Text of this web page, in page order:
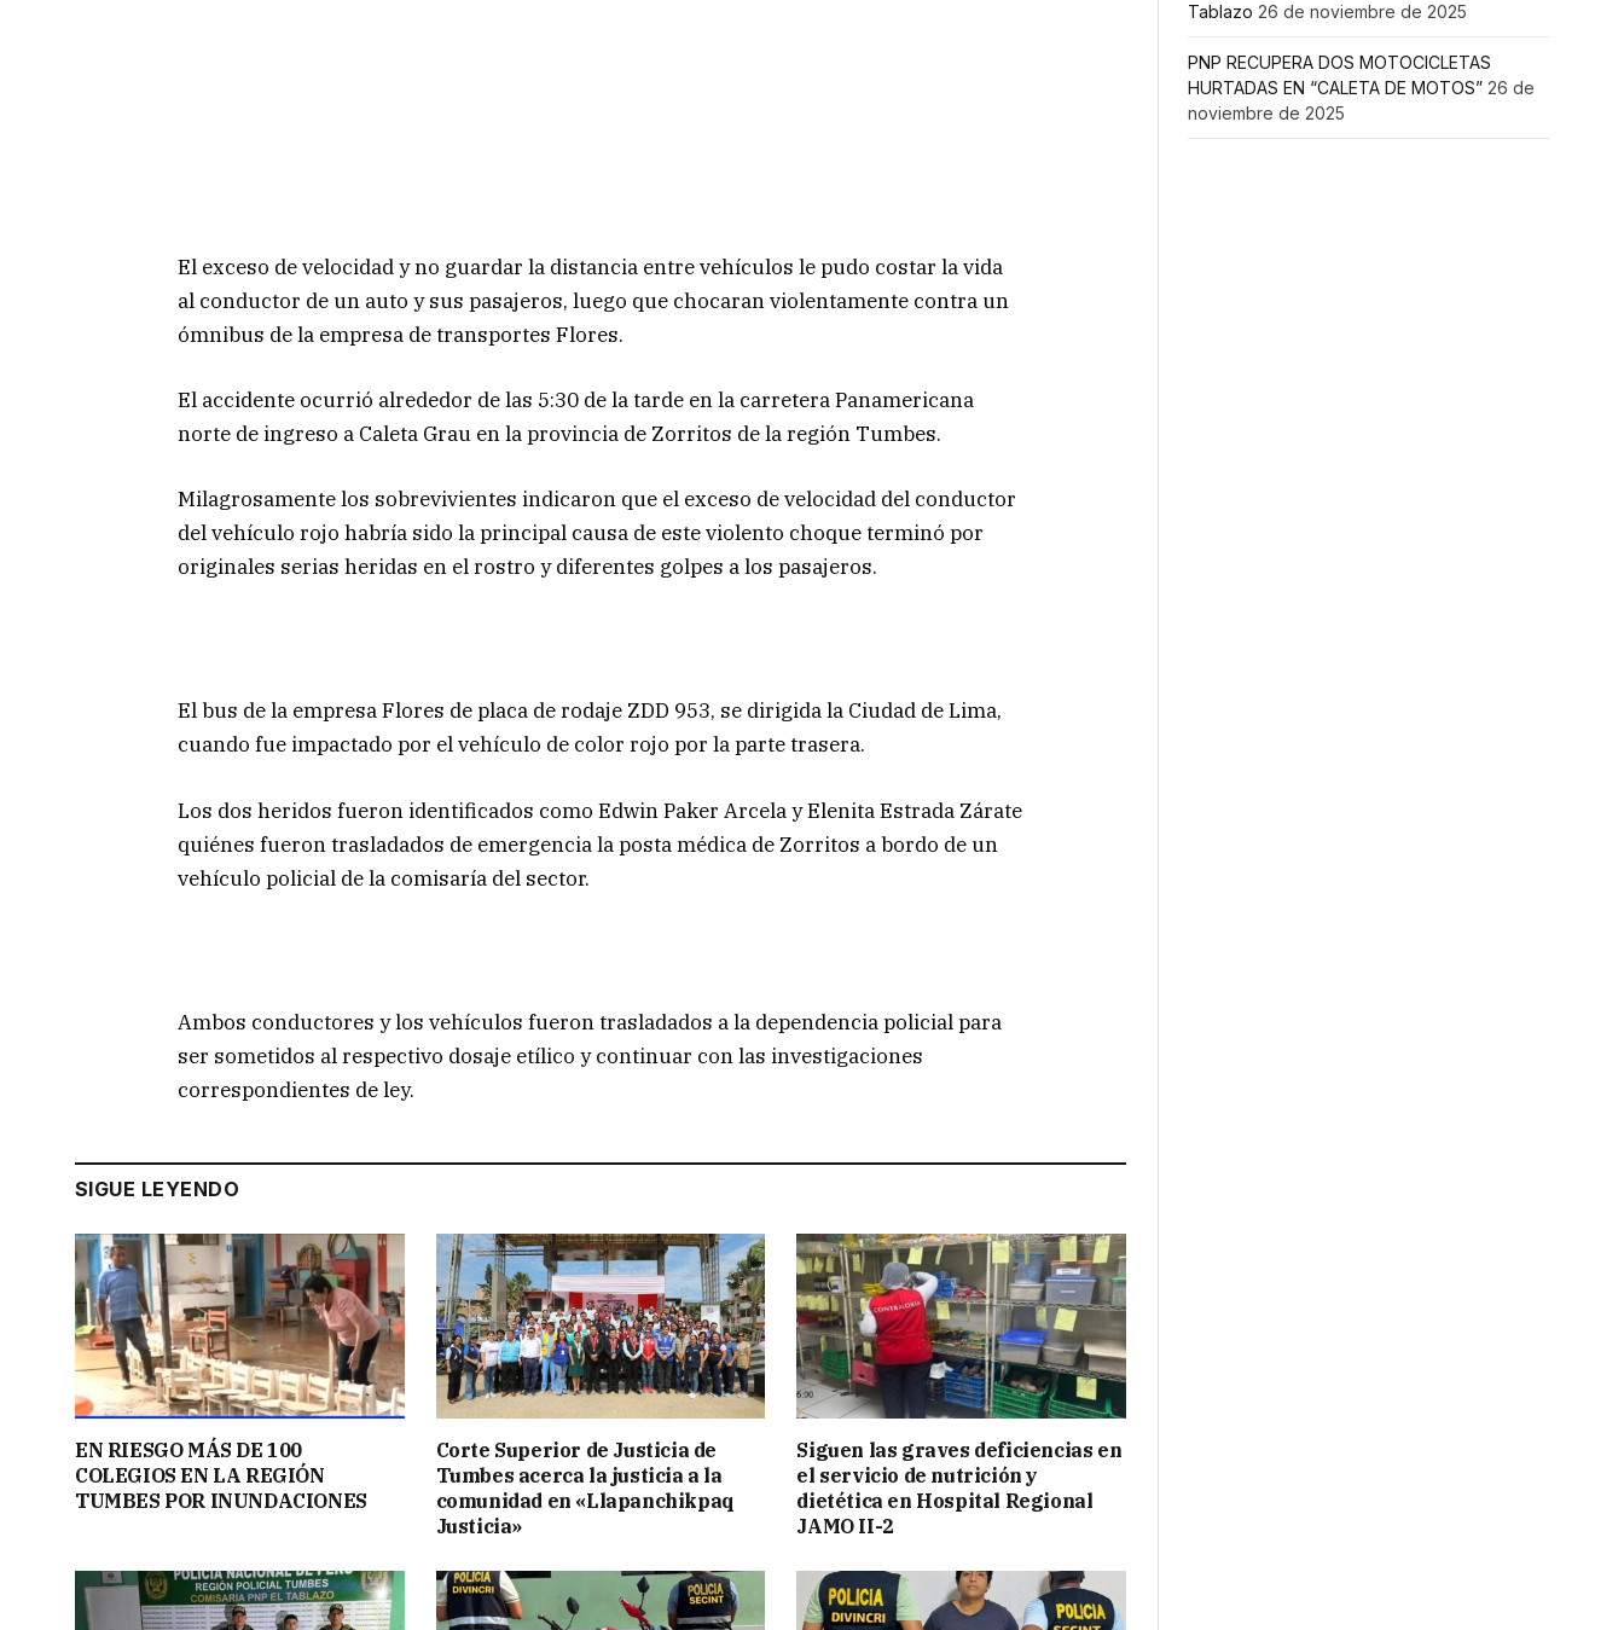
El exceso de velocidad y no guardar la distancia entre vehículos le pudo costar la vida
al conductor de un auto y sus pasajeros, luego que chocaran violentamente contra un
ómnibus de la empresa de transportes Flores.
El accidente ocurrió alrededor de las 5:30 de la tarde en la carretera Panamericana
norte de ingreso a Caleta Grau en la provincia de Zorritos de la región Tumbes.
Milagrosamente los sobrevivientes indicaron que el exceso de velocidad del conductor
del vehículo rojo habría sido la principal causa de este violento choque terminó por
originales serias heridas en el rostro y diferentes golpes a los pasajeros.
El bus de la empresa Flores de placa de rodaje ZDD 953, se dirigida la Ciudad de Lima,
cuando fue impactado por el vehículo de color rojo por la parte trasera.
Los dos heridos fueron identificados como Edwin Paker Arcela y Elenita Estrada Zárate
quiénes fueron trasladados de emergencia la posta médica de Zorritos a bordo de un
vehículo policial de la comisaría del sector.
Ambos conductores y los vehículos fueron trasladados a la dependencia policial para
ser sometidos al respectivo dosaje etílico y continuar con las investigaciones
correspondientes de ley.
SIGUE LEYENDO
EN RIESGO MÁS DE 100
COLEGIOS EN LA REGIÓN
TUMBES POR INUNDACIONES
Corte Superior de Justicia de
Tumbes acerca la justicia a la
comunidad en «Llapanchikpaq
Justicia»
Siguen las graves deficiencias en
el servicio de nutrición y
dietética en Hospital Regional
JAMO II-2
Tablazo 26 de noviembre de 2025
PNP RECUPERA DOS MOTOCICLETAS
HURTADAS EN “CALETA DE MOTOS” 26 de
noviembre de 2025